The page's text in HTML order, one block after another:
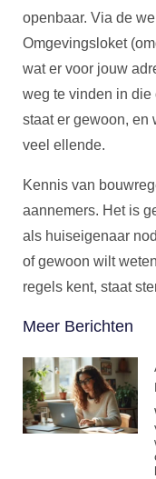
openbaar. Via de
Omgevingsloket
wat er voor jouw
weg te vinden in die
staat er gewoon, en
veel ellende.
Kennis van
aannemers. Het is
als huiseigenaar
of gewoon wilt
regels kent, staat
Meer Berichten